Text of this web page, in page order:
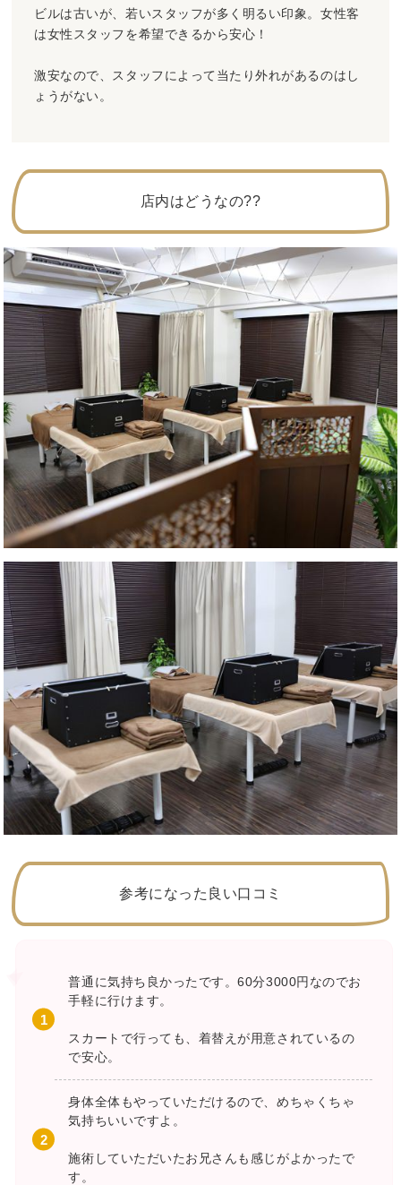
ビルは古いが、若いスタッフが多く明るい印象。女性客
は女性スタッフを希望できるから安心！
激安なので、スタッフによって当たり外れがあるのはし
ょうがない。
店内はどうなの??
参考になった良い口コミ
普通に気持ち良かったです。60分3000円なのでお
手軽に行けます。
スカートで行っても、着替えが用意されているの
で安心。
身体全体もやっていただけるので、めちゃくちゃ
気持ちいいですよ。
施術していただいたお兄さんも感じがよかったで
す。